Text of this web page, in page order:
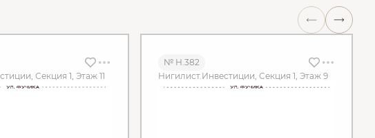
Секция 1, Этаж 11
№ Н.382
Нигилист.Инвестиции, Секция 1, Этаж 9